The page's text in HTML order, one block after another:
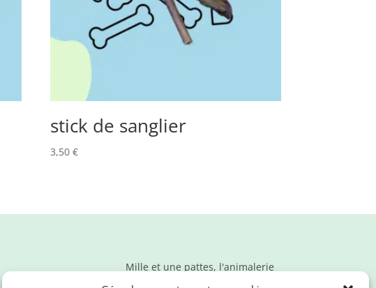
stick de sanglier
3,50€
Mille et une pattes, l'animalerie
en ligne qui propose des